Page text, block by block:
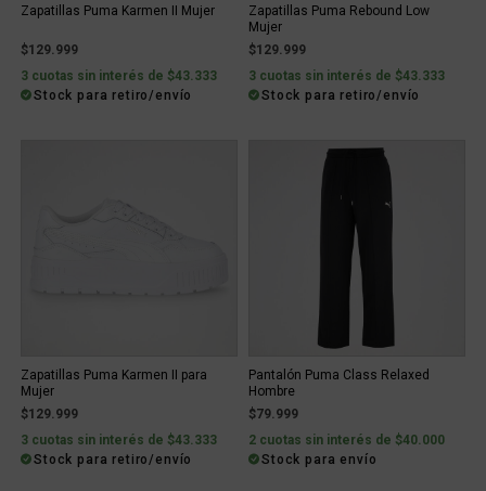
Zapatillas Puma Karmen II Mujer
$129.999
3 cuotas sin interés de $43.333
Stock para retiro/envío
Zapatillas Puma Rebound Low
Mujer
$129.999
3 cuotas sin interés de $43.333
Stock para retiro/envío
Zapatillas Puma Karmen II para
Mujer
$129.999
3 cuotas sin interés de $43.333
Stock para retiro/envío
Pantalón Puma Class Relaxed
Hombre
$79.999
2 cuotas sin interés de $40.000
Stock para envío